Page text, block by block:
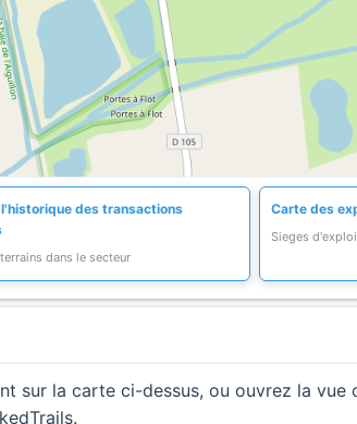
des transactions
dans le secteur
Carte des
Sieges
sur la carte ci-dessus, ou ouvrez la